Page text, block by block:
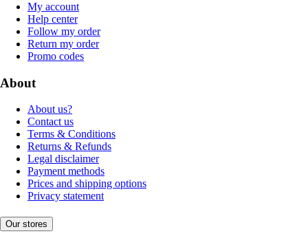
My account
Help center
Follow my order
Return my order
Promo codes
About
About us?
Contact us
Terms & Conditions
Returns & Refunds
Legal disclaimer
Payment methods
Prices and shipping options
Privacy statement
Our stores